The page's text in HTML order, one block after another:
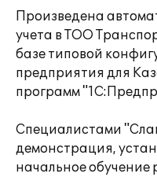
Произведена
учета в ТОО
базе типовой
предприятия для
программ
Специалистами
демонстрация,
начальное обучение